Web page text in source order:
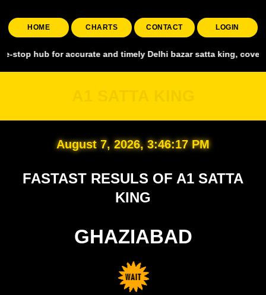
HOME CHARTS CONTACT LOGIN
for accurate and timely Delhi bazar satta king, covering all
August 7, 2026, 3:46:18 PM
FASTAST RESULS OF A1 SATTA
KING
GHAZIABAD